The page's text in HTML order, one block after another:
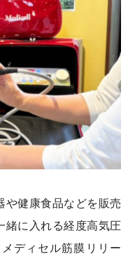
や健康食品などを販売
緒に入れる経度高気圧
ディセル筋膜リリー